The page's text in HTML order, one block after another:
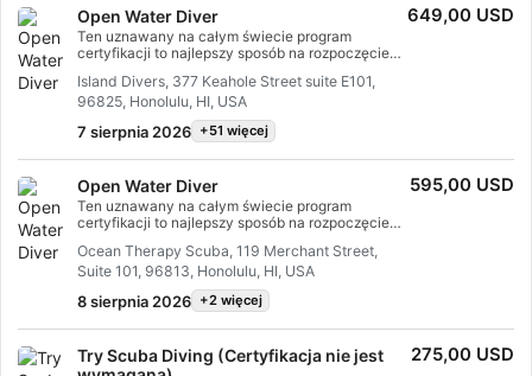
naprawdę swobodnie. Otrzymasz certyfikat SSI
Open Water Diver.
Open Water Diver
Ten uznawany na całym świecie program
certyfikacji to najlepszy sposób na rozpoczęcie
płetwonurek. Spersonalizowane szkolenie jest
połączone z sesjami treningowymi w wodzie, aby
zapewnić Ci ćwiczenia i doświadczenie
wymagane do osiągnięcia prawdziwego komfortu
Island Divers, 377 Keahole Street suite E101,
96825, Honolulu, HI, USA
7 sierpnia 2026 +51 więcej
649,00 USD
Open Water Diver
Ten uznawany na całym świecie program
certyfikacji to najlepszy sposób na rozpoczęcie
płetwonurek. Spersonalizowane szkolenie jest
połączone z sesjami treningowymi w wodzie, aby
zapewnić Ci ćwiczenia i doświadczenie
wymagane do osiągnięcia prawdziwego komfortu
Ocean Therapy Scuba, 119 Merchant Street,
Suite 101, 96813, Honolulu, HI, USA
8 sierpnia 2026 +2 więcej
595,00 USD
Try Scuba Diving (Certyfikacja nie jest
275,00 USD